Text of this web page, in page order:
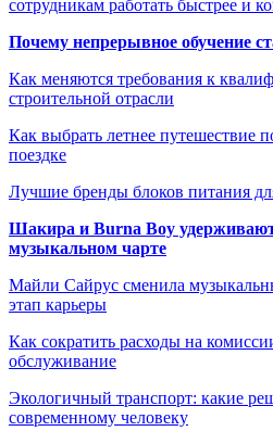
сотрудникам работать быстрее и
Почему непрерывное обучение
Как меняются требования к
строительной отрасли
Как выбрать летнее путешествие
поездке
Лучшие бренды блоков питания
Шакира и Burna Boy
музыкальном чарте
Майли Сайрус сменила
этап карьеры
Как сократить расходы на
обслуживание
Экологичный транспорт: какие
современному человеку